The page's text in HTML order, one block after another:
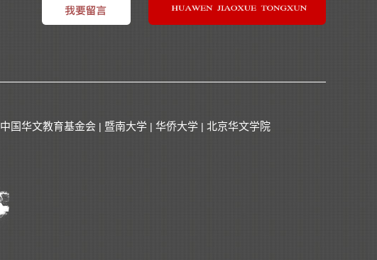
中国华文教育基金会 | 暨南大学 | 华侨大学 | 北京华文学院